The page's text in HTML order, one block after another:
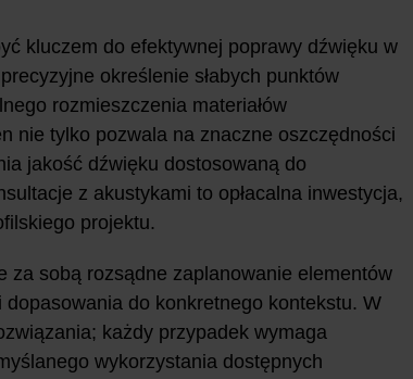
kluczem do efektywnej poprawy dźwięku w
określenie słabych punktów
rozmieszczenia materiałów
nie tylko pozwala na znaczne oszczędności
jakość dźwięku dostosowaną do
z akustykami to opłacalna inwestycja,
projektu.
za sobą rozsądne zaplanowanie elementów
do konkretnego kontekstu. W
każdy przypadek wymaga
wykorzystania dostępnych